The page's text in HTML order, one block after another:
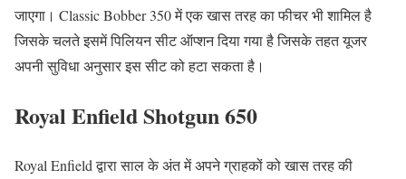
जाएगा। Classic Bobber 350 में एक खास तरह का फीचर भी शामिल है
जिसके चलते इसमें पिलियन सीट ऑप्शन दिया गया है जिसके तहत यूजर
अपनी सुविधा अनुसार इस सीट को हटा सकता है।
Royal Enfield Shotgun 650
Royal Enfield द्वारा साल के अंत में अपने ग्राहकों को खास तरह की